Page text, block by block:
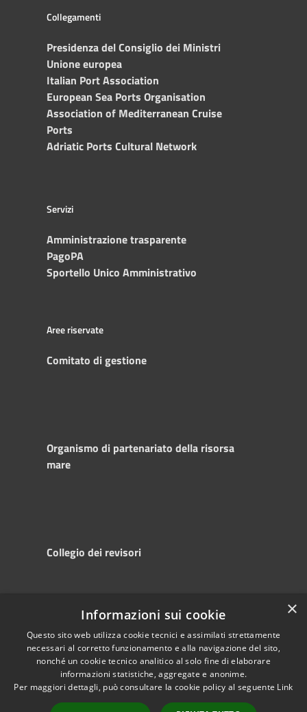
Collegamenti
Presidenza del Consiglio dei Ministri
Unione europea
Italian Port Association
European Sea Ports Organisation
Association of Mediterranean Cruise
Ports
Adriatic Ports Cultural Network
Servizi
Amministrazione trasparente
PagoPA
Sportello Unico Amministrativo
Aree riservate
Comitato di gestione
Organismo di partenariato della risorsa
mare
Collegio dei revisori
Accessibility
Privacy
Cookie
Sitemap
Copyright © 2025
Autorità di
Sistema Portuale
del Mare Adriatico
Centrale
Powered by
×
Informazioni sui cookie
Questo sito web utilizza cookie tecnici e assimilati strettamente
necessari al corretto funzionamento e alla navigazione del sito,
nonché un cookie tecnico analitico al solo fine di elaborare
informazioni statistiche, aggregate e anonime.
Per maggiori dettagli, può consultare la cookie policy al seguente Link